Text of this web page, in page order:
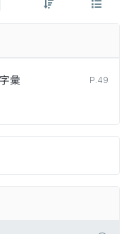
彙 P.49